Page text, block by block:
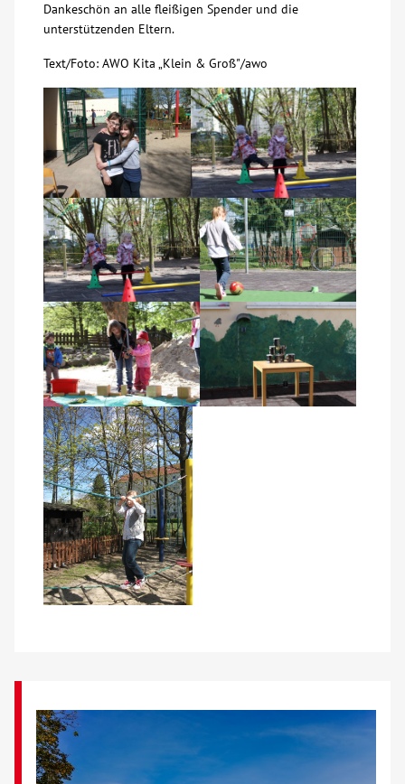
Dankeschön an alle fleißigen Spender und die
unterstützenden Eltern.
Text/Foto: AWO Kita „Klein & Groß"/awo